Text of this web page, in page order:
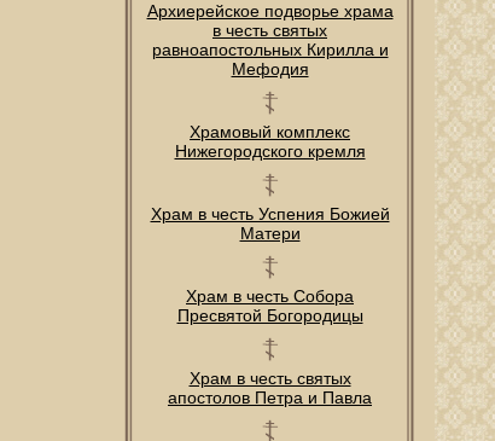
Архиерейское подворье храма
в честь святых
равноапостольных Кирилла и
Мефодия
Храмовый комплекс
Нижегородского кремля
Храм в честь Успения Божией
Матери
Храм в честь Собора
Пресвятой Богородицы
Храм в честь святых
апостолов Петра и Павла